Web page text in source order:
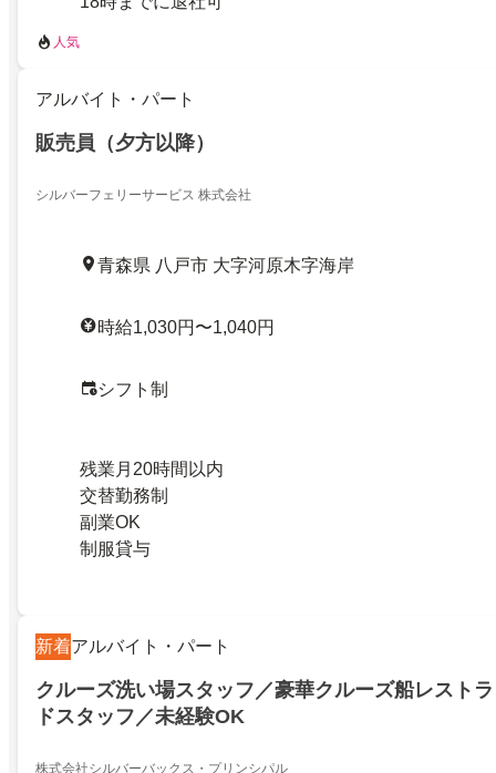
人気
アルバイト・パート
販売員（夕方以降）
シルバーフェリーサービス 株式会社
青森県 八戸市 大字河原木字海岸
時給1,030円〜1,040円
シフト制
残業月20時間以内
交替勤務制
副業OK
制服貸与
新着アルバイト・パート
クルーズ洗い場スタッフ／豪華クルーズ船レスト
ドスタッフ／未経験OK
株式会社シルバーバックス・プリンシパル